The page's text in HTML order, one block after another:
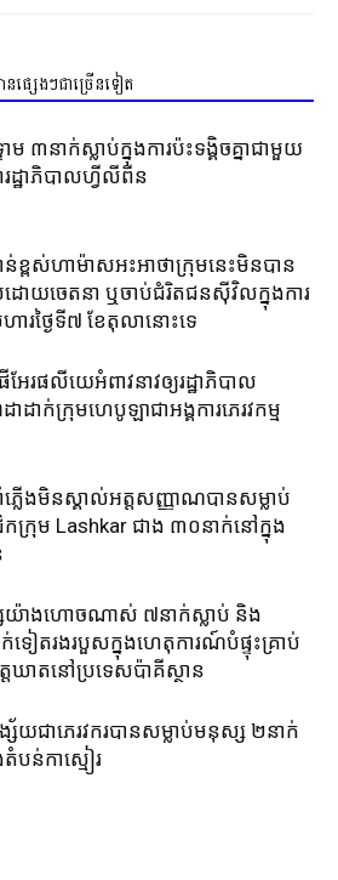
នផ្សេងៗជាច្រើនទៀត
ម ៣នាក់ស្លាប់ក្នុងការប៉ះទង្គិចគ្នាជាមួយ
ដ្ឋាភិបាលហ្វីលីពីន
ាន់ខ្ពស់ហាម៉ាសអះអាថាក្រុមនេះមិនបាន
ដោយចេតនា ឬចាប់ជំរិតជនស៊ីវិលក្នុងការ
ារថ្ងៃទី៧ ខែតុលានោះទេ
ែរផលីយេអំពាវនាវឲ្យរដ្ឋាភិបាល
ដាក់ក្រុមហេបូឡាជាអង្គការភេរវកម្ម
ាំភ្លើងមិនស្គាល់អត្តសញ្ញាណបានសម្លាប់
ក្រុម Lashkar ជាង ៣០នាក់នៅក្នុង
ាងហោចណាស់ ៧នាក់ស្លាប់ និង
ទៀតរងរបួសក្នុងហេតុការណ៍បំផ្ទុះគ្រាប់
តឃាតនៅប្រទេសប៉ាគីស្ថាន
យជាភេរវករបានសម្លាប់មនុស្ស ២នាក់
តំបន់កាស្មៀរ